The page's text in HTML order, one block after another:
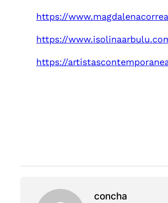
https://
https://
https://
concha